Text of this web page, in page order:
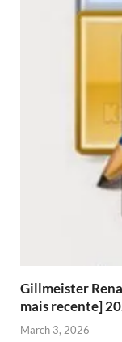
Gillmeister
mais recente]
March 3, 2026